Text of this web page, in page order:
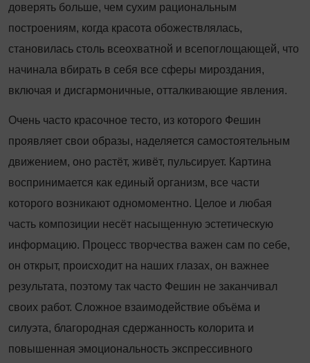
доверять больше, чем сухим рациональным
построениям, когда красота обожествлялась,
становилась столь всеохватной и всепоглощающей, что
начинала вбирать в себя все сферы мироздания,
включая и дисгармоничные, отталкивающие явления.
Очень часто красочное тесто, из которого Фешин
проявляет свои образы, наделяется самостоятельным
движением, оно растёт, живёт, пульсирует. Картина
воспринимается как единый организм, все части
которого возникают одномоментно. Целое и любая
часть композиции несёт насыщенную эстетическую
информацию. Процесс творчества важен сам по себе,
он открыт, происходит на наших глазах, он важнее
результата, поэтому так часто Фешин не заканчивал
своих работ. Сложное взаимодействие объёма и
силуэта, благородная сдержанность колорита и
повышенная эмоциональность экспрессивного